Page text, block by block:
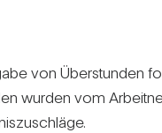
von Über­stunden
wurden vom